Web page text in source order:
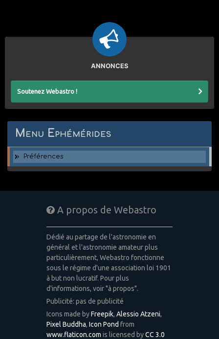
ANNONCES
Soutenez Webastro !
Menu Ephémérides
Préférences
A propos de Webastro
Dédié au partage de l'astronomie en
général et l'astronomie amateur plus
particulièrement, Webastro fonctionne
sous le régime d'une association loi 1901
à but non lucratif. Pour plus
d'informations, voir "à propos".
Publicité: pas de publicité
Icons made byFreepik, Alessio Atzeni,
Pixel Buddha, Icon Pond from
www.flaticon.com is licensed byCC 3.0